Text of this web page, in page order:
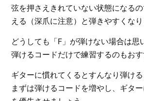
弦を押さえきれていない状態になる
える（深爪に注意）と弾きやすくなり
どうしても「F」が弾けない場合は思
弾けるコードだけで練習するのもおす
ギターに慣れてくるとすんなり弾ける
まずは弾けるコードを増やし、ギタ